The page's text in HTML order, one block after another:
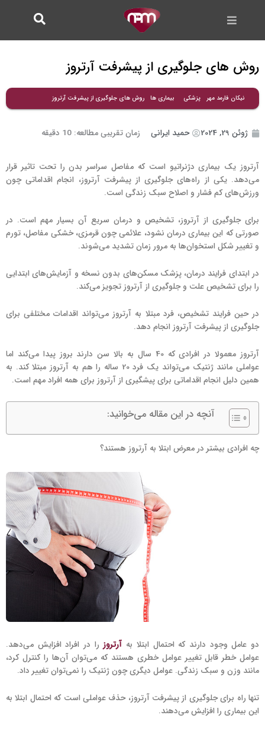
روش های جلوگیری از پیشرفت آرتروز
نیکان فارمد مهر پزشکی بیماری ها روش های جلوگیری از پیشرفت آرتروز
ژوئن 29, 2024 حمید ایرانی زمان تقریبی مطالعه: 10 دقیقه
آرتروز یک بیماری دژنراتیو است که مفاصل سراسر بدن را تحت تاثیر قرار
می‌دهد. یکی از راه‌های جلوگیری از پیشرفت آرتروز، انجام اقداماتی چون
ورزش‌های کم فشار و اصلاح سبک زندگی است.
برای جلوگیری از آرتروز، تشخیص و درمان سریع آن بسیار مهم است. در
صورتی که این بیماری درمان نشود، علائمی چون قرمزی، خشکی مفاصل، تورم
و تغییر شکل استخوان‌ها به مرور زمان تشدید می‌شوند.
در ابتدای فرایند درمان، پزشک مسکن‌های بدون نسخه و آزمایش‌های ابتدایی
را برای تشخیص علت و جلوگیری از آرتروز تجویز می‌کند.
در حین فرایند تشخیص، فرد مبتلا به آرتروز می‌تواند اقدامات مختلفی برای
جلوگیری از پیشرفت آرتروز انجام دهد.
آرتروز معمولا در افرادی که 40 سال به بالا سن دارند بروز پیدا می‌کند اما
عواملی مانند ژنتیک می‌تواند یک فرد 20 ساله را هم به آرتروز مبتلا کند. به
همین دلیل انجام اقداماتی برای پیشگیری از آرتروز برای همه افراد مهم است.
آنچه در این مقاله می‌خوانید:
چه افرادی بیشتر در معرض ابتلا به آرتروز هستند؟
دو عامل وجود دارند که احتمال ابتلا به آرتروز را در افراد افزایش می‌دهد.
عوامل خطر قابل تغییر عوامل خطری هستند که می‌توان آن‌ها را کنترل کرد،
مانند وزن و سبک زندگی. عوامل دیگری چون ژنتیک را نمی‌توان تغییر داد.
تنها راه برای جلوگیری از پیشرفت آرتروز، حذف عواملی است که احتمال ابتلا به
این بیماری را افزایش می‌دهند.